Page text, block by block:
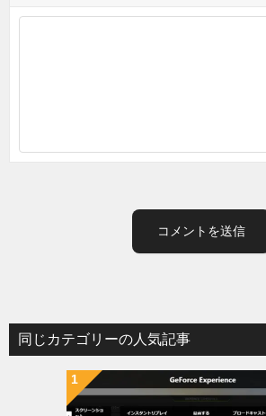
同じカテゴリーの人気記事